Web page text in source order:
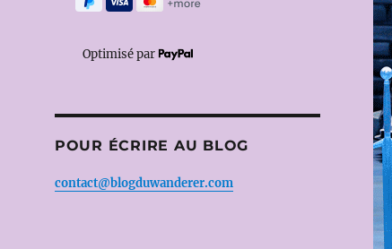
Optimisé par
POUR ÉCRIRE AU BLOG
contact@blogduwanderer.com